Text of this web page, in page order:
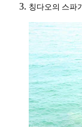
칭다오의 스파